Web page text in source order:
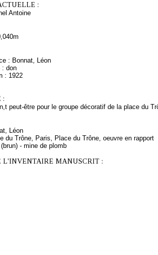
:
Antoine
: Bonnat, Léon
: don
: 1922
:
peut-être pour le groupe décoratif de la place du
Léon
du Trône, Paris, Place du Trône, oeuvre en rapport
- mine de plomb
L'INVENTAIRE MANUSCRIT :